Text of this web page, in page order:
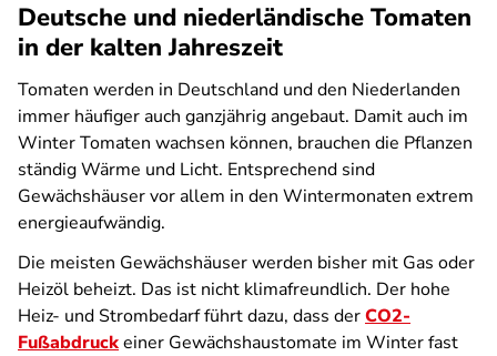
Deutsche und niederländische Tomaten
in der kalten Jahreszeit
Tomaten werden in Deutschland und den Niederlanden
immer häufiger auch ganzjährig angebaut. Damit auch im
Winter Tomaten wachsen können, brauchen die Pflanzen
ständig Wärme und Licht. Entsprechend sind
Gewächshäuser vor allem in den Wintermonaten extrem
energieaufwändig.
Die meisten Gewächshäuser werden bisher mit Gas oder
Heizöl beheizt. Das ist nicht klimafreundlich. Der hohe
Heiz- und Strombedarf führt dazu, dass derCO2-
Fußabdruckeiner Gewächshaustomate im Winter fast